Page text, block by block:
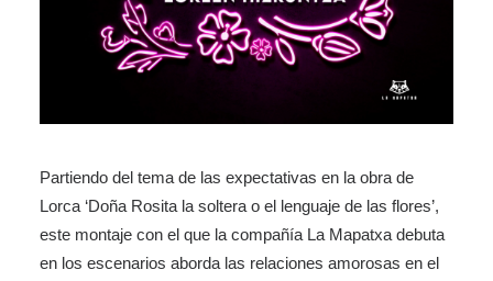
Partiendo del tema de las expectativas en la obra de
Lorca ‘Doña Rosita la soltera o el lenguaje de las flores’,
este montaje con el que la compañía La Mapatxa debuta
en los escenarios aborda las relaciones amorosas en el